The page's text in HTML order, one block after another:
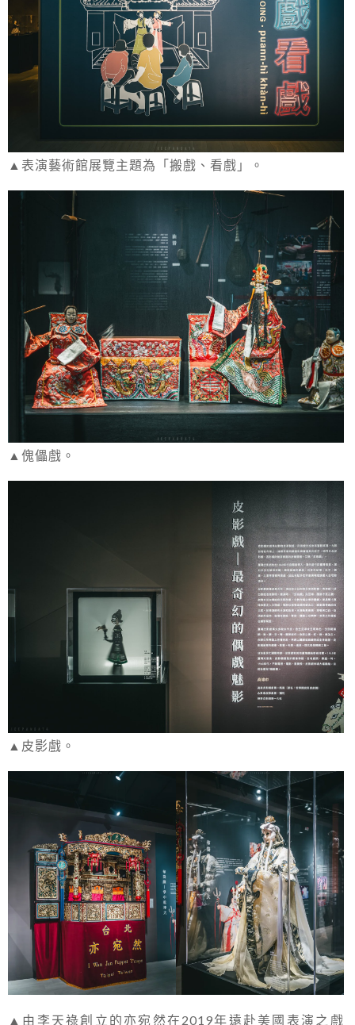
▲表演藝術館展覽主題為「搬戲、看戲」。
▲傀儡戲。
▲皮影戲。
▲由李天祿創立的亦宛然在2019年遠赴美國表演之戲